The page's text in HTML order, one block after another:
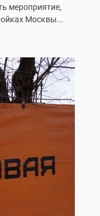
мероприятие,
Москвы...